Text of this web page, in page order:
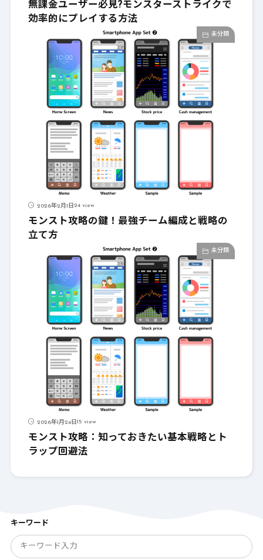
無課金ユーザー必見?モンスターストライクで
効率的にプレイする方法
未分類
2026年2月1日24 view
モンスト攻略の鍵！最強チーム編成と戦略の
立て方
未分類
2026年1月24日15 view
モンスト攻略：知っておきたい基本戦略とト
ラップ回避法
キーワード